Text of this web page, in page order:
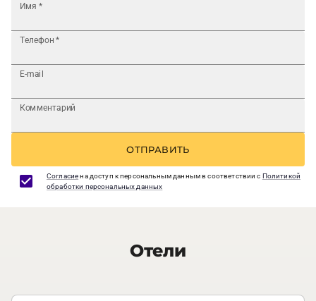
Имя *
Телефон *
E-mail
Комментарий
ОТПРАВИТЬ
Согласиена доступ к персональным данным в соответствии с Политикой
обработки персональных данных
Отели